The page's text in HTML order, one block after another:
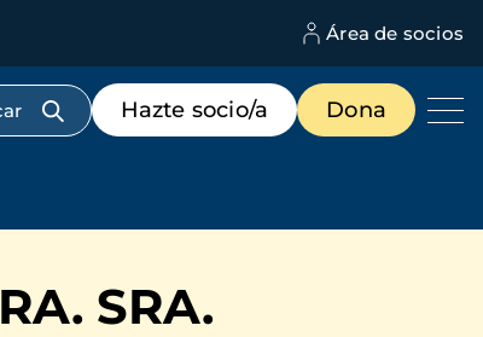
Área de socios
Menú
de
destacados
Hazte socio/a Dona
SRA.